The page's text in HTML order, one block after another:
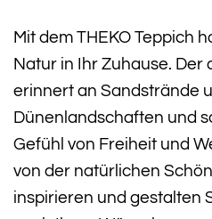
Mit dem THEKO Teppich
Natur in Ihr Zuhause. Der
erinnert an Sandstrände
Dünenlandschaften und
Gefühl von Freiheit und
von der natürlichen
inspirieren und gestalten